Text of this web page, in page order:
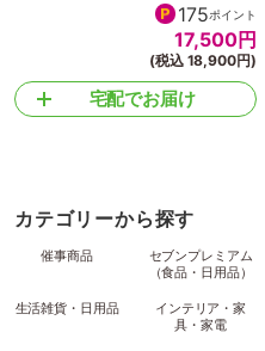
175ポイント
17,500円
(税込 18,900円)
宅配でお届け
カテゴリーから探す
催事商品
セブンプレミアム
（食品・日用品）
生活雑貨・日用品
インテリア・家
具・家電